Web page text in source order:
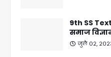
9th SS
समाज
जुलै ०२,